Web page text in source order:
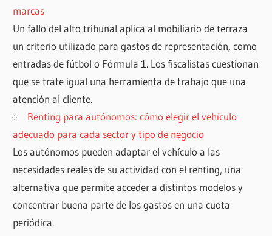
marcas
Un fallo del alto tribunal aplica al mobiliario de terraza
un criterio utilizado para gastos de representación, como
entradas de fútbol o Fórmula 1. Los fiscalistas cuestionan
que se trate igual una herramienta de trabajo que una
atención al cliente.
Renting para autónomos: cómo elegir el vehículo
adecuado para cada sector y tipo de negocio
Los autónomos pueden adaptar el vehículo a las
necesidades reales de su actividad con el renting, una
alternativa que permite acceder a distintos modelos y
concentrar buena parte de los gastos en una cuota
periódica.